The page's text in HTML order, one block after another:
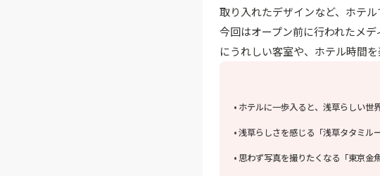
取り入れたデザインなど、ホテ
今回はオープン前に行われたメ
にうれしい客室や、ホテル時間
ホテルに一歩入ると、浅草らしい世
浅草らしさを感じる「浅草タタミルー
思わず写真を撮りたくなる「東京金